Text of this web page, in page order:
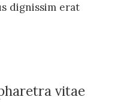
dignissim erat
vitae